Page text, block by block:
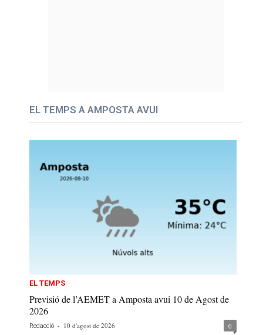
EL TEMPS A AMPOSTA AVUI
EL TEMPS
Previsió de l’AEMET a Amposta avui 10 de Agost de
2026
Redacció - 10 d'agost de 2026 0